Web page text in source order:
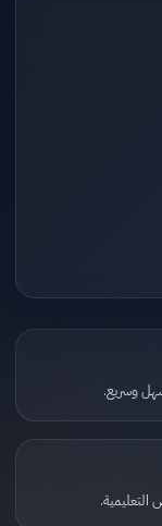
وسريع.